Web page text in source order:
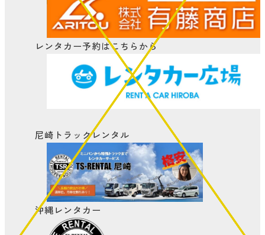
レンタカー予約はこちらから
尼崎トラックレンタル
沖縄レンタカー